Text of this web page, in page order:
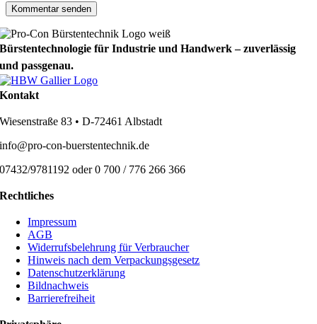
Bürstentechnologie für Industrie und Handwerk – zuverlässig
und passgenau.
Kontakt
Wiesenstraße 83 • D-72461 Albstadt
info@pro-con-buerstentechnik.de
07432/9781192 oder 0 700 / 776 266 366
Rechtliches
Impressum
AGB
Widerrufsbelehrung für Verbraucher
Hinweis nach dem Verpackungsgesetz
Datenschutzerklärung
Bildnachweis
Barrierefreiheit